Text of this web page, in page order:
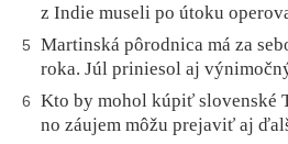
z Indie museli po útoku
5
Martinská pôrodnica má za
roka. Júl priniesol aj
6
Kto by mohol kúpiť slovenské
no záujem môžu prejaviť aj